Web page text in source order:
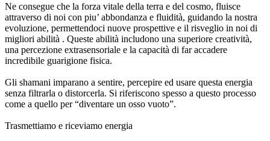
Ne consegue che la forza vitale della terra e del cosmo, fluisce
attraverso di noi con piu’ abbondanza e fluidità, guidando la nostra
evoluzione, permettendoci nuove prospettive e il risveglio in noi di
migliori abilità . Queste abilità includono una superiore creatività,
una percezione extrasensoriale e la capacità di far accadere
incredibile guarigione fisica.
Gli shamani imparano a sentire, percepire ed usare questa energia
senza filtrarla o distorcerla. Si riferiscono spesso a questo processo
come a quello per “diventare un osso vuoto”.
Trasmettiamo e riceviamo energia